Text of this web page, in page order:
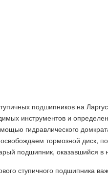
подшипников на
инструментов и
гидравлического
тормозной диск,
подшипник, оказавшийся в
ступичного подшипника